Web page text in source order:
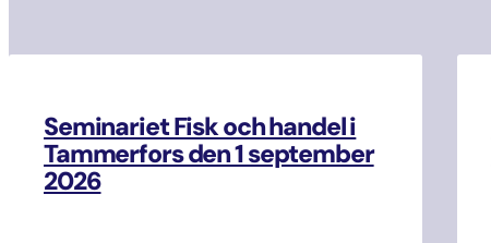
Seminariet Fisk och handel i
Tammerfors den 1 september
2026